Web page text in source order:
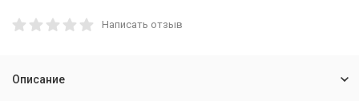
Написать отзыв
Описание